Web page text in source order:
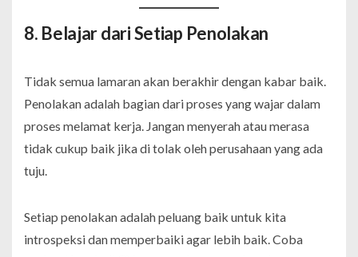
8. Belajar dari Setiap Penolakan
Tidak semua lamaran akan berakhir dengan kabar baik.
Penolakan adalah bagian dari proses yang wajar dalam
proses melamat kerja. Jangan menyerah atau merasa
tidak cukup baik jika di tolak oleh perusahaan yang ada
tuju.
Setiap penolakan adalah peluang baik untuk kita
introspeksi dan memperbaiki agar lebih baik. Coba